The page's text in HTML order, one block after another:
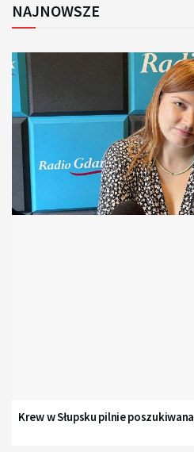
NAJNOWSZE
Krew w Słupsku pilnie poszukiwana